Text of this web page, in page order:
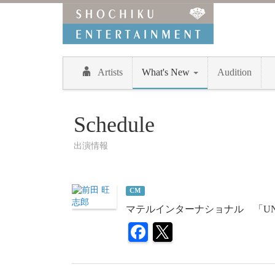
Artists What's New Audition
Schedule
出演情報
CM
マテルインターナショナル 「